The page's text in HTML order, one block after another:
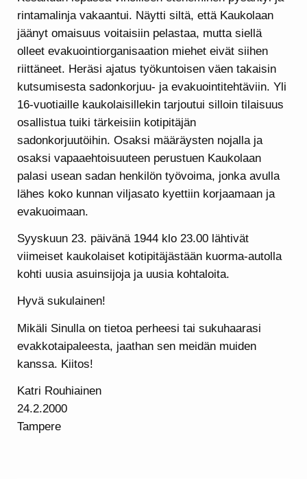
rintamalinja vakaantui. Näytti siltä, että Kaukolaan
jäänyt omaisuus voitaisiin pelastaa, mutta siellä
olleet evakuointiorganisaation miehet eivät siihen
riittäneet. Heräsi ajatus työkuntoisen väen takaisin
kutsumisesta sadonkorjuu- ja evakuointitehtäviin. Yli
16-vuotiaille kaukolaisillekin tarjoutui silloin tilaisuus
osallistua tuiki tärkeisiin kotipitäjän
sadonkorjuutöihin. Osaksi määräysten nojalla ja
osaksi vapaaehtoisuuteen perustuen Kaukolaan
palasi usean sadan henkilön työvoima, jonka avulla
lähes koko kunnan viljasato kyettiin korjaamaan ja
evakuoimaan.
Syyskuun 23. päivänä 1944 klo 23.00 lähtivät
viimeiset kaukolaiset kotipitäjästään kuorma-autolla
kohti uusia asuinsijoja ja uusia kohtaloita.
Hyvä sukulainen!
Mikäli Sinulla on tietoa perheesi tai sukuhaarasi
evakkotaipaleesta, jaathan sen meidän muiden
kanssa. Kiitos!
Katri Rouhiainen
24.2.2000
Tampere